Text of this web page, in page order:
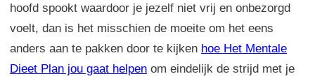
hoofd spookt waardoor je jezelf niet vrij en onbezorgd
voelt, dan is het misschien de moeite om het eens
anders aan te pakken door te kijken hoe Het Mentale
Dieet Plan jou gaat helpen om eindelijk de strijd met je